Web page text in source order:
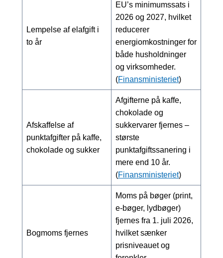
Lempelse af elafgift i
to år
EU’s minimumssats i
2026 og 2027, hvilket
reducerer
energiomkostninger for
både husholdninger
og virksomheder.
(Finansministeriet)
Afskaffelse af
punktafgifter på kaffe,
chokolade og sukker
Afgifterne på kaffe,
chokolade og
sukkervarer fjernes –
største
punktafgiftssanering i
mere end 10 år.
(Finansministeriet)
Bogmoms fjernes
Moms på bøger (print,
e-bøger, lydbøger)
fjernes fra 1. juli 2026,
hvilket sænker
prisniveauet og